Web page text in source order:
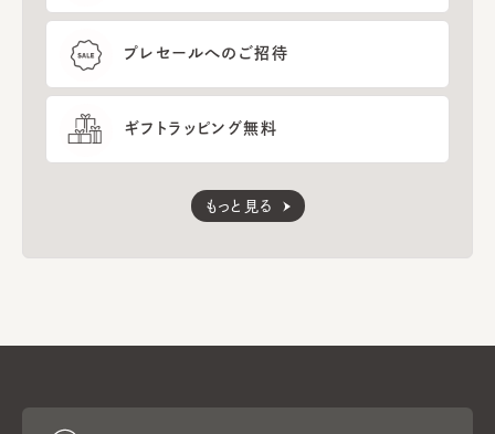
プレセールへのご招待
ギフトラッピング無料
もっと見る